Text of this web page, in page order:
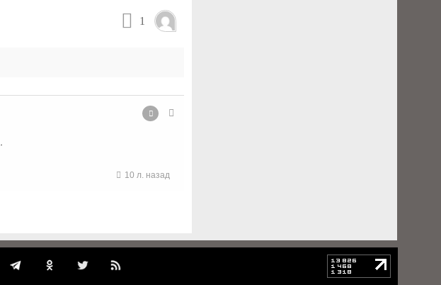
1
10 л. назад